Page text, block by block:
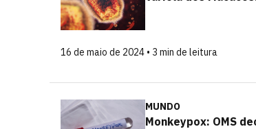
16 de maio de 2024 • 3 min de leitura
MUNDO
Monkeypox: OMS